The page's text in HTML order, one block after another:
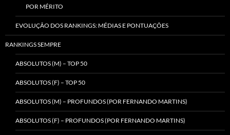
POR MÉRITO
EVOLUÇÃO DOS RANKINGS: MÉDIAS E PONTUAÇÕES
RANKINGS SEMPRE
ABSOLUTOS (M) – TOP 50
ABSOLUTOS (F) – TOP 50
ABSOLUTOS (M) – PROFUNDOS (POR FERNANDO MARTINS)
ABSOLUTOS (F) – PROFUNDOS (POR FERNANDO MARTINS)